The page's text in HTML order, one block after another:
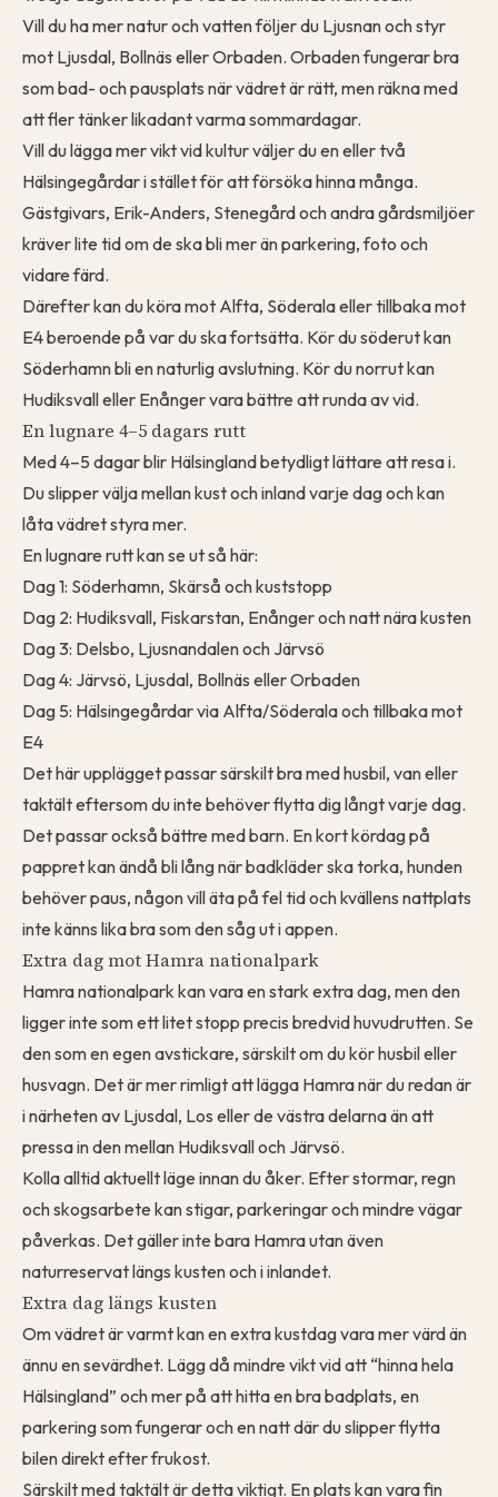
Vill du ha mer natur och vatten följer du Ljusnan och styr
mot Ljusdal, Bollnäs eller Orbaden. Orbaden fungerar bra
som bad- och pausplats när vädret är rätt, men räkna med
att fler tänker likadant varma sommardagar.
Vill du lägga mer vikt vid kultur väljer du en eller två
Hälsingegårdar i stället för att försöka hinna många.
Gästgivars, Erik-Anders, Stenegård och andra gårdsmiljöer
kräver lite tid om de ska bli mer än parkering, foto och
vidare färd.
Därefter kan du köra mot Alfta, Söderala eller tillbaka mot
E4 beroende på var du ska fortsätta. Kör du söderut kan
Söderhamn bli en naturlig avslutning. Kör du norrut kan
Hudiksvall eller Enånger vara bättre att runda av vid.
En lugnare 4–5 dagars rutt
Med 4–5 dagar blir Hälsingland betydligt lättare att resa i.
Du slipper välja mellan kust och inland varje dag och kan
låta vädret styra mer.
En lugnare rutt kan se ut så här:
Dag 1: Söderhamn, Skärså och kuststopp
Dag 2: Hudiksvall, Fiskarstan, Enånger och natt nära kusten
Dag 3: Delsbo, Ljusnandalen och Järvsö
Dag 4: Järvsö, Ljusdal, Bollnäs eller Orbaden
Dag 5: Hälsingegårdar via Alfta/Söderala och tillbaka mot
E4
Det här upplägget passar särskilt bra med husbil, van eller
taktält eftersom du inte behöver flytta dig långt varje dag.
Det passar också bättre med barn. En kort kördag på
pappret kan ändå bli lång när badkläder ska torka, hunden
behöver paus, någon vill äta på fel tid och kvällens nattplats
inte känns lika bra som den såg ut i appen.
Extra dag mot Hamra nationalpark
Hamra nationalpark kan vara en stark extra dag, men den
ligger inte som ett litet stopp precis bredvid huvudrutten. Se
den som en egen avstickare, särskilt om du kör husbil eller
husvagn. Det är mer rimligt att lägga Hamra när du redan är
i närheten av Ljusdal, Los eller de västra delarna än att
pressa in den mellan Hudiksvall och Järvsö.
Kolla alltid aktuellt läge innan du åker. Efter stormar, regn
och skogsarbete kan stigar, parkeringar och mindre vägar
påverkas. Det gäller inte bara Hamra utan även
naturreservat längs kusten och i inlandet.
Extra dag längs kusten
Om vädret är varmt kan en extra kustdag vara mer värd än
ännu en sevärdhet. Lägg då mindre vikt vid att “hinna hela
Hälsingland” och mer på att hitta en bra badplats, en
parkering som fungerar och en natt där du slipper flytta
bilen direkt efter frukost.
Särskilt med taktält är detta viktigt. En plats kan vara fin